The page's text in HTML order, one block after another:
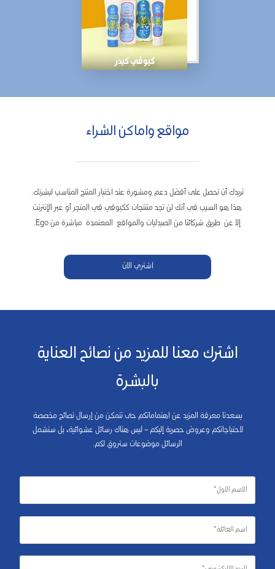
كيوڤي كيدز
مواقع واماكن الشراء
نريدك أن تحصل على أفضل دعم ومشورة عند اختيار المنتج المناسب لبشرتك.
هذا هو السبب في أنك لن تجد منتتجات ككيوفي في المتجر أو عبر الإنترنت
إلا عن طريق شركائنا من الصيدليات والمواقع المعتمدة مباشرة من Ego.
اشتري الان
اشترك معنا للمزيد من نصائح العناية
بالبشرة
يسعدنا معرفة المزيد عن اهتماماتكم حتى نتمكن من إرسال نصائح مخصصة
لاحتياجاتكم وعروض حصرية إليكم – ليس هناك رسائل عشوائية، بل ستشمل
الرسائل موضوعات ستروق لكم.